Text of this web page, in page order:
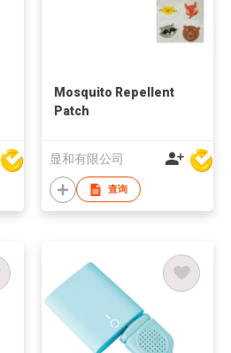
Mosquito Repellent
Patch
显和有限公司
查询